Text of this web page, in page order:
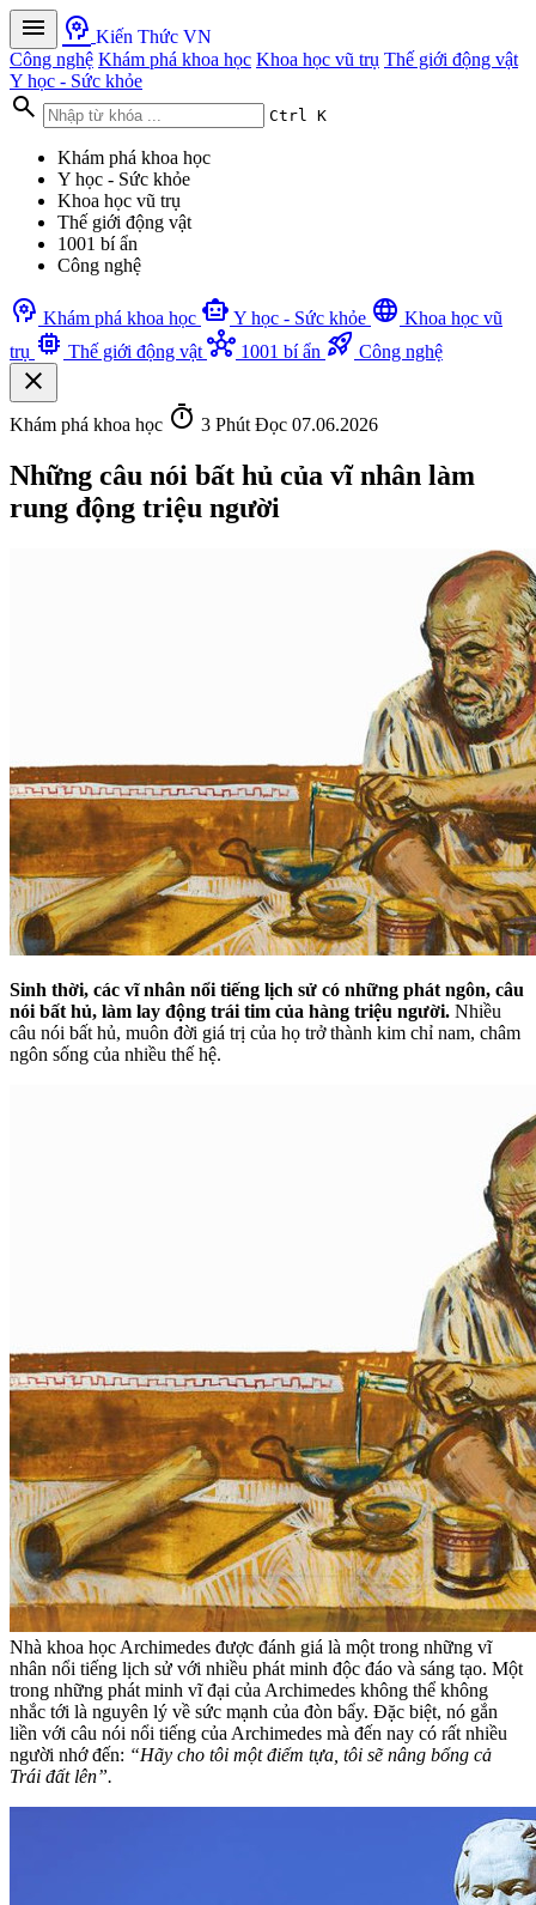
menu psychology Kiến Thức VN
Công nghệ Khám phá khoa học Khoa học vũ trụ Thế giới động vật
Y học - Sức khỏe
search Ctrl K
Khám phá khoa học
Y học - Sức khỏe
Khoa học vũ trụ
Thế giới động vật
1001 bí ẩn
Công nghệ
psychology Khám phá khoa học smart_toy Y học - Sức khỏe language Khoa học vũ
trụ memory Thế giới động vật hub 1001 bí ẩn rocket_launch Công nghệ
close
Khám phá khoa học timer 3 Phút Đọc 07.06.2026
Những câu nói bất hủ của vĩ nhân làm
rung động triệu người
Sinh thời, các vĩ nhân nổi tiếng lịch sử có những phát ngôn, câu
nói bất hủ, làm lay động trái tim của hàng triệu người. Nhiều
câu nói bất hủ, muôn đời giá trị của họ trở thành kim chỉ nam, châm
ngôn sống của nhiều thế hệ.
Nhà khoa học Archimedes được đánh giá là một trong những vĩ
nhân nổi tiếng lịch sử với nhiều phát minh độc đáo và sáng tạo. Một
trong những phát minh vĩ đại của Archimedes không thể không
nhắc tới là nguyên lý về sức mạnh của đòn bẩy. Đặc biệt, nó gắn
liền với câu nói nổi tiếng của Archimedes mà đến nay có rất nhiều
người nhớ đến: “Hãy cho tôi một điểm tựa, tôi sẽ nâng bổng cả
Trái đất lên”.